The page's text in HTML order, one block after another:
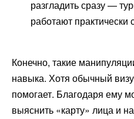
разгладить сразу —
работают практически
Конечно, такие
навыка. Хотя обычный
помогает. Благодаря ему
выяснить «карту» лица и